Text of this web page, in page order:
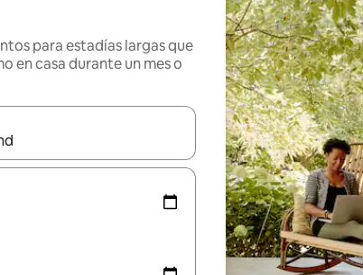
para estadías largas que
en casa durante un mes o
estén disponibles, navega con las teclas de flecha hacia